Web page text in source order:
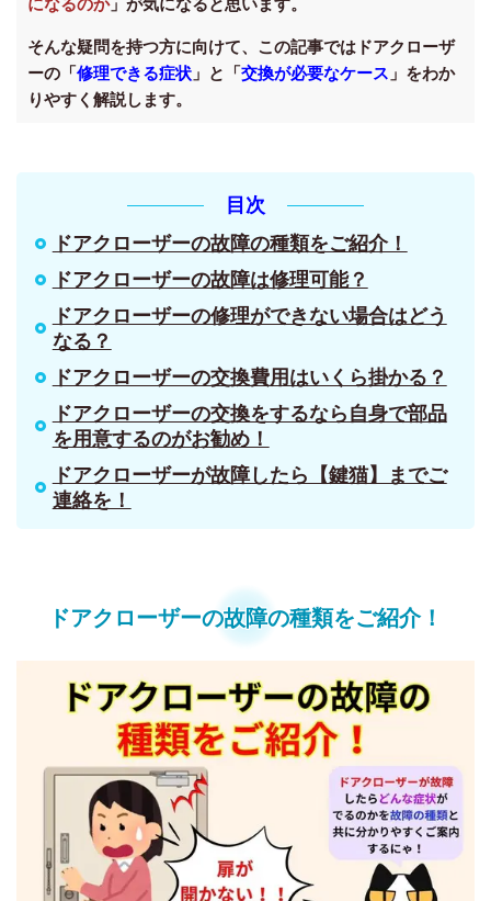
そんな疑問を持つ方に向けて、この記事ではドアクローザ
ーの「修理できる症状 」と「交換が必要なケース 」をわか
りやすく解説します。
目次
ドアクローザーの故障の種類をご紹介！
ドアクローザーの故障は修理可能？
ドアクローザーの修理ができない場合はどう
なる？
ドアクローザーの交換費用はいくら掛かる？
ドアクローザーの交換をするなら自身で部品
を用意するのがお勧め！
ドアクローザーが故障したら【鍵猫】までご
連絡を！
ドアクローザーの故障の種類をご紹介！